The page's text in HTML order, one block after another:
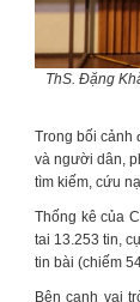
ThS. Đặng
Trong bối cảnh
và người dân,
tìm kiếm, cứu
Thống kê của
tai 13.253 tin,
tin bài (chiếm
Bên cạnh vai